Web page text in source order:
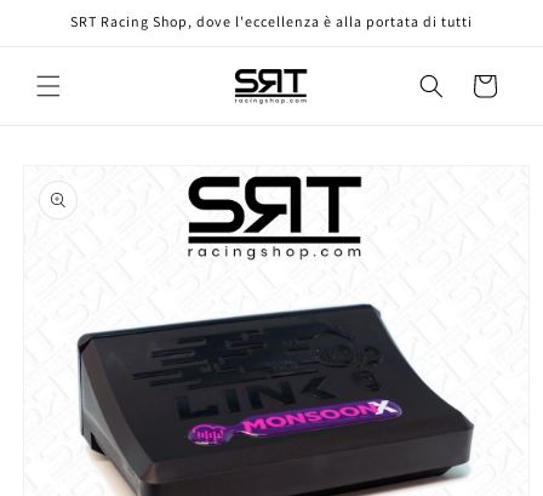
direttamente
SRT Racing Shop, dove l'eccellenza è alla portata di tutti
Carrello
informazioni
sul prodotto